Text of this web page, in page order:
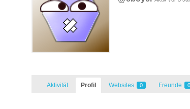
Aktivität Profil Websites 0 Freunde 0